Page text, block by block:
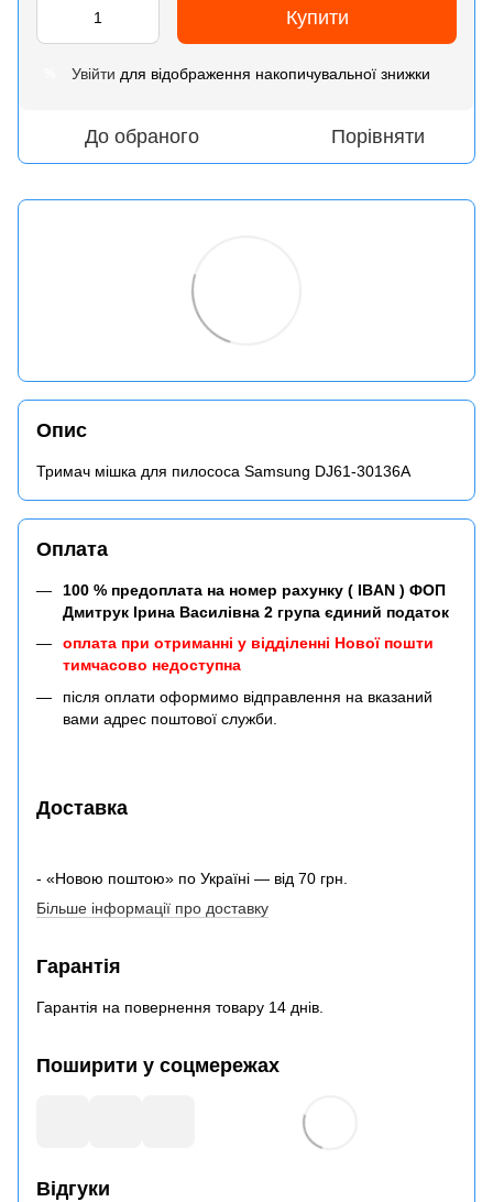
Купити
Увійти для відображення накопичувальної знижки
До обраного Порівняти
Опис
Тримач мішка для пилососа Samsung DJ61-30136A
Оплата
100 % предоплата на номер рахунку ( IBAN ) ФОП
Дмитрук Ірина Василівна 2 група єдиний податок
оплата при отриманні у відділенні Нової пошти
тимчасово недоступна
після оплати оформимо відправлення на вказаний
вами адрес поштової служби.
Доставка
- «Новою поштою» по Україні — від 70 грн.
Більше інформації про доставку
Гарантія
Гарантія на повернення товару 14 днів.
Поширити у соцмережах
Відгуки